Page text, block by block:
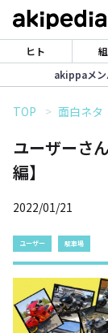
ヒト
akippaメン
TOP 面白ネタ
ユーザーさ
編】
2022/01/21
ユーザー 駐車場